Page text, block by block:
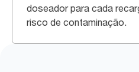
doseador para cada
risco de contaminação.